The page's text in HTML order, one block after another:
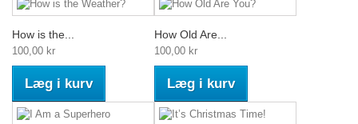
How is the...
100,00 kr
Læg i kurv
How Old Are...
100,00 kr
Læg i kurv